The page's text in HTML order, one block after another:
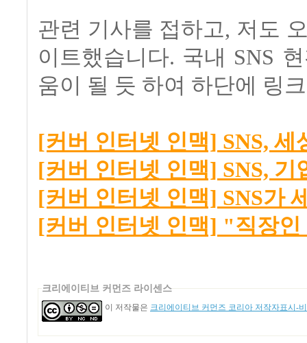
관련 기사를 접하고, 저도
이트했습니다. 국내 SNS
움이 될 듯 하여 하단에 링
[커버 인터넷 인맥] SNS,
[커버 인터넷 인맥] SNS,
[커버 인터넷 인맥] SNS가
[커버 인터넷 인맥] "직장
크리에이티브 커먼즈 라이센스
이 저작물은 크리에이티브 커먼즈 코리아 저작자표시-